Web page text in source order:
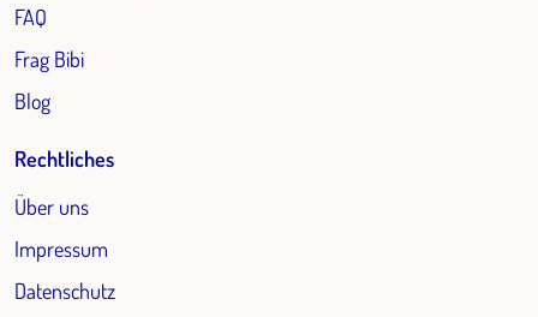
FAQ
Frag Bibi
Blog
Rechtliches
Über uns
Impressum
Datenschutz